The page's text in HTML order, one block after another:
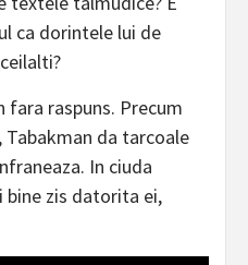
ca dorintele lui de
fara raspuns. Precum
da tarcoale
In ciuda
bine zis datorita ei,